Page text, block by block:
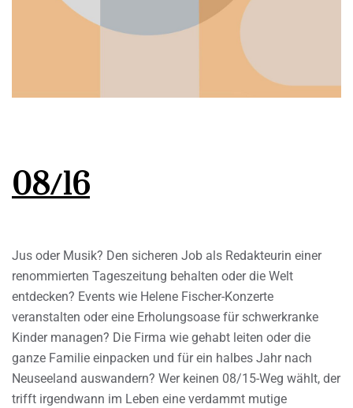
08/16
Jus oder Musik? Den sicheren Job als Redakteurin einer
renommierten Tageszeitung behalten oder die Welt
entdecken? Events wie Helene Fischer-Konzerte
veranstalten oder eine Erholungsoase für schwerkranke
Kinder managen? Die Firma wie gehabt leiten oder die
ganze Familie einpacken und für ein halbes Jahr nach
Neuseeland auswandern? Wer keinen 08/15-Weg wählt, der
trifft irgendwann im Leben eine verdammt mutige